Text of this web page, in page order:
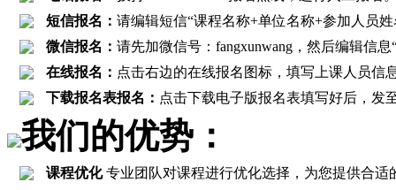
短信报名： 请编辑短信“课程名称+单位名称+参加人员
微信报名： 请先加微信号：fangxunwang，然后编辑信
在线报名： 点击右边的在线报名图标，填写上课人员信
下载报名表报名： 点击下载电子版报名表填写好后，发
我们的优势：
课程优化专业团队对课程进行优化选择，为您提供合适